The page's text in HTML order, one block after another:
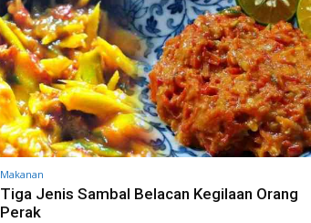
Makanan
Tiga Jenis Sambal Belacan Kegilaan Orang
Perak